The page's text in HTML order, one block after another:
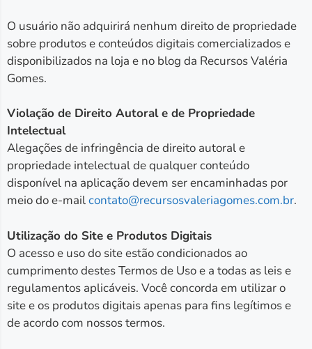
O usuário não adquirirá nenhum direito de propriedade
sobre produtos e conteúdos digitais comercializados e
disponibilizados na loja e no blog da Recursos Valéria
Gomes.
Violação de Direito Autoral e de Propriedade
Intelectual
Alegações de infringência de direito autoral e
propriedade intelectual de qualquer conteúdo
disponível na aplicação devem ser encaminhadas por
meio do e-mailcontato@recursosvaleriagomes.com.br.
Utilização do Site e Produtos Digitais
O acesso e uso do site estão condicionados ao
cumprimento destes Termos de Uso e a todas as leis e
regulamentos aplicáveis. Você concorda em utilizar o
site e os produtos digitais apenas para fins legítimos e
de acordo com nossos termos.